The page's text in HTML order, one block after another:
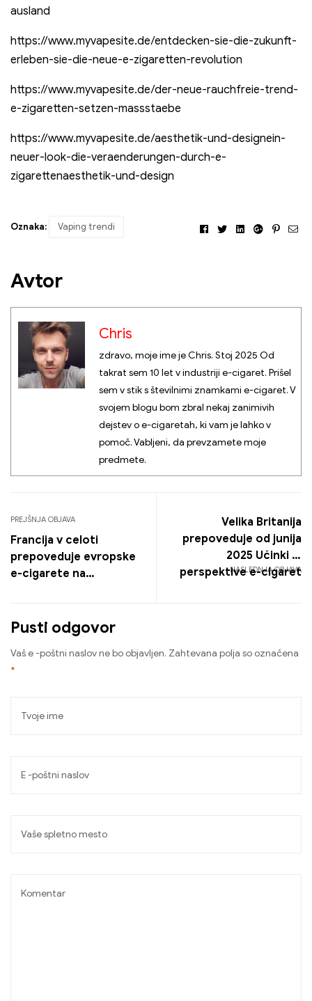
ausland
https://www.myvapesite.de/entdecken-sie-die-zukunft-
erleben-sie-die-neue-e-zigaretten-revolution
https://www.myvapesite.de/der-neue-rauchfreie-trend-
e-zigaretten-setzen-massstaebe
https://www.myvapesite.de/aesthetik-und-designein-
neuer-look-die-veraenderungen-durch-e-
zigarettenaesthetik-und-design
Oznaka: Vaping trendi FacebookTwitterLinkedinGoogle+E-
Avtor
Chris
zdravo, moje ime je Chris. Stoj 2025 Od
takrat sem 10 let v industriji e-cigaret. Prišel
sem v stik s številnimi znamkami e-cigaret. V
svojem blogu bom zbral nekaj zanimivih
dejstev o e-cigaretah, ki vam je lahko v
pomoč. Vabljeni, da prevzamete moje
predmete.
PREJŠNJA OBJAVA
Francija v celoti
prepoveduje evropske
e-cigarete na
NASLEDNJA OBJAVA
Velika Britanija
prepoveduje od junija
2025 Učinki in
perspektive e-cigaret
Pusti odgovor
Vaš e -poštni naslov ne bo objavljen. Zahtevana polja so označena
*